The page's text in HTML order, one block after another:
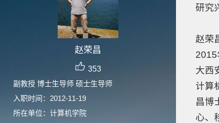
赵荣昌
353
副教授 博士生导师 硕士生导师
入职时间：2012-11-19
所在单位：计算机学院
研究
赵荣
2015
大西
计算
昌博
心、